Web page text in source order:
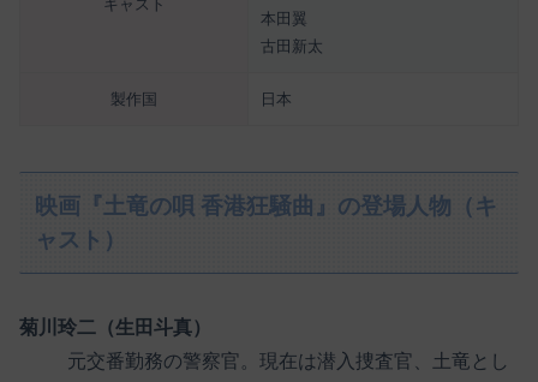
キャスト
本田翼
古田新太
製作国 日本
映画『土竜の唄 香港狂騒曲』の登場人物（キ
ャスト）
菊川玲二（生田斗真）
元交番勤務の警察官。現在は潜入捜査官、土竜とし